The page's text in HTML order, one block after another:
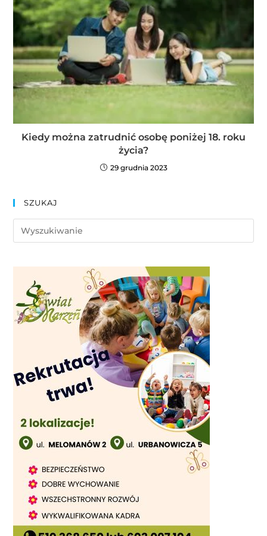
Kiedy można zatrudnić osobę poniżej 18. roku
życia?
29 grudnia 2023
SZUKAJ